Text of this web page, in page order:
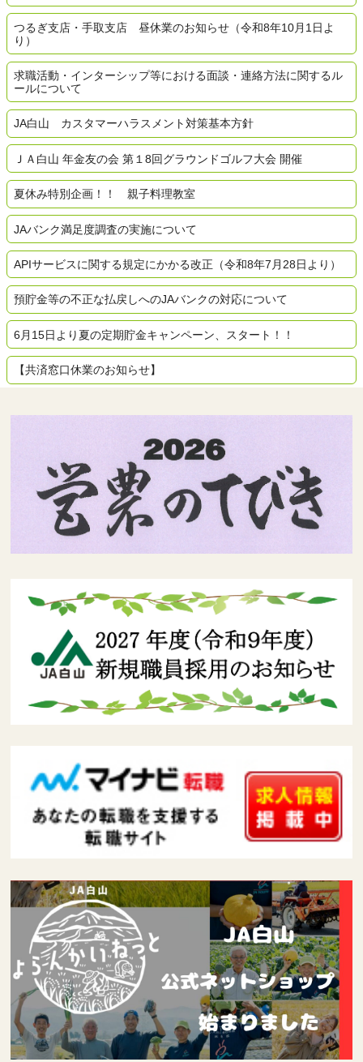
つるぎ支店・手取支店 昼休業のお知らせ（令和8年10月1日よ
り）
求職活動・インターシップ等における面談・連絡方法に関するル
ールについて
JA白山 カスタマーハラスメント対策基本方針
ＪＡ白山 年金友の会 第１8回グラウンドゴルフ大会 開催
夏休み特別企画！！ 親子料理教室
JAバンク満足度調査の実施について
APIサービスに関する規定にかかる改正（令和8年7月28日より）
預貯金等の不正な払戻しへのJAバンクの対応について
6月15日より夏の定期貯金キャンペーン、スタート！！
【共済窓口休業のお知らせ】